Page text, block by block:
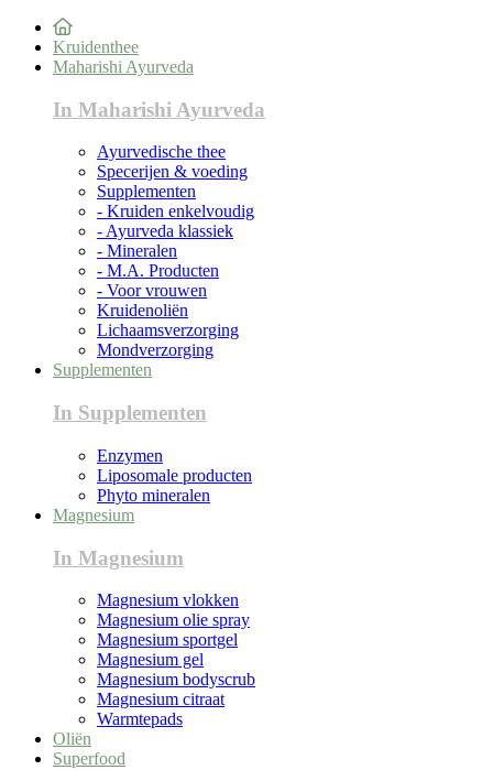
Kruidenthee
Maharishi Ayurveda
In Maharishi Ayurveda
Ayurvedische thee
Specerijen & voeding
Supplementen
- Kruiden enkelvoudig
- Ayurveda klassiek
- Mineralen
- M.A. Producten
- Voor vrouwen
Kruidenoliën
Lichaamsverzorging
Mondverzorging
Supplementen
In Supplementen
Enzymen
Liposomale producten
Phyto mineralen
Magnesium
In Magnesium
Magnesium vlokken
Magnesium olie spray
Magnesium sportgel
Magnesium gel
Magnesium bodyscrub
Magnesium citraat
Warmtepads
Oliën
Superfood